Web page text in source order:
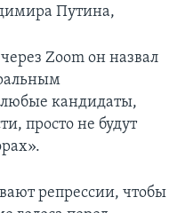
Путина,
Zoom он назвал
кандидаты,
просто не будут
репрессии, чтобы